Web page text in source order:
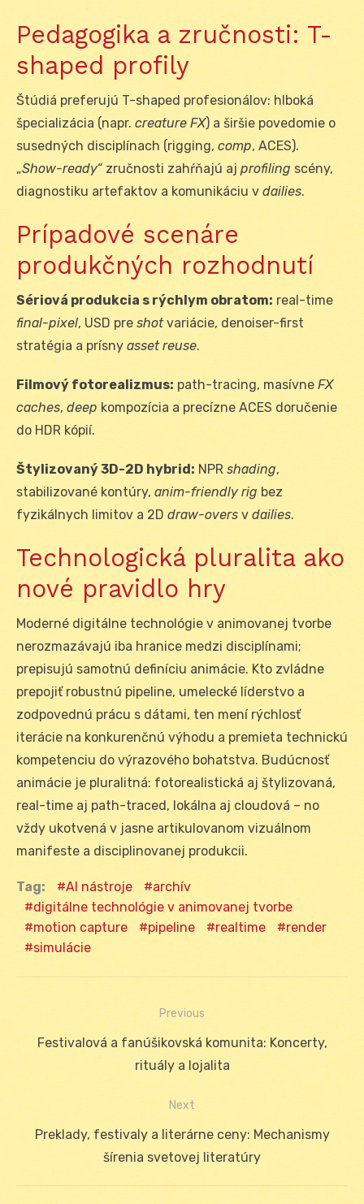
Pedagogika a zručnosti: T-
shaped profily
Štúdiá preferujú T-shaped profesionálov: hlboká
špecializácia (napr. creature FX) a širšie povedomie o
susedných disciplínach (rigging, comp, ACES).
„Show-ready“ zručnosti zahŕňajú aj profiling scény,
diagnostiku artefaktov a komunikáciu v dailies.
Prípadové scenáre
produkčných rozhodnutí
Sériová produkcia s rýchlym obratom: real-time
final-pixel, USD pre shotvariácie, denoiser-first
stratégia a prísny asset reuse.
Filmový fotorealizmus: path-tracing, masívne FX
caches, deep kompozícia a precízne ACES doručenie
do HDR kópií.
Štylizovaný 3D-2D hybrid: NPR shading,
stabilizované kontúry, anim-friendly rig bez
fyzikálnych limitov a 2D draw-overs v dailies.
Technologická pluralita ako
nové pravidlo hry
Moderné digitálne technológie v animovanej tvorbe
nerozmazávajú iba hranice medzi disciplínami;
prepisujú samotnú definíciu animácie. Kto zvládne
prepojiť robustnú pipeline, umelecké líderstvo a
zodpovednú prácu s dátami, ten mení rýchlosť
iterácie na konkurenčnú výhodu a premieta technickú
kompetenciu do výrazového bohatstva. Budúcnosť
animácie je pluralitná: fotorealistická aj štylizovaná,
real-time aj path-traced, lokálna aj cloudová – no
vždy ukotvená v jasne artikulovanom vizuálnom
manifeste a disciplinovanej produkcii.
Tag: AI nástroje
archív
digitálne technológie v animovanej tvorbe
motion capture
pipeline realtime
render
simulácie
Navigácia
Previous
Previous
Festivalová a fanúšikovská komunita: Koncerty,
rituály a lojalita
Next
Next
Preklady, festivaly a literárne ceny: Mechanismy
šírenia svetovej literatúry